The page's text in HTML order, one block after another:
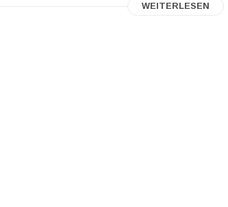
WEITERLESEN